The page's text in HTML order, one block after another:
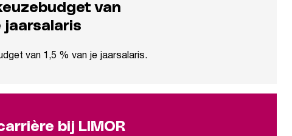
van
jaarsalaris
van 1,5 % van je jaarsalaris.
bij LIMOR